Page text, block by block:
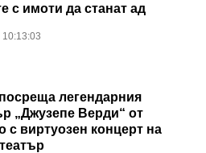
с имоти да станат ад
легендарния
„Джузепе Верди“ от
с виртуозен концерт на